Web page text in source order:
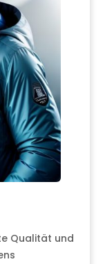
Qualität und